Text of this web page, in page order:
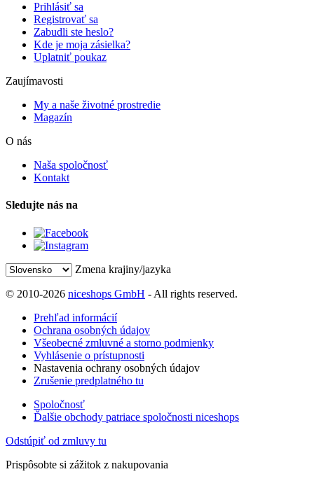
Prihlásiť sa
Registrovať sa
Zabudli ste heslo?
Kde je moja zásielka?
Uplatniť poukaz
Zaujímavosti
My a naše životné prostredie
Magazín
O nás
Naša spoločnosť
Kontakt
Sledujte nás na
Zmena krajiny/jazyka
© 2010-2026 niceshops GmbH - All rights reserved.
Prehľad informácií
Ochrana osobných údajov
Všeobecné zmluvné a storno podmienky
Vyhlásenie o prístupnosti
Nastavenia ochrany osobných údajov
Zrušenie predplatného tu
Spoločnosť
Ďalšie obchody patriace spoločnosti niceshops
Odstúpiť od zmluvy tu
Prispôsobte si zážitok z nakupovania